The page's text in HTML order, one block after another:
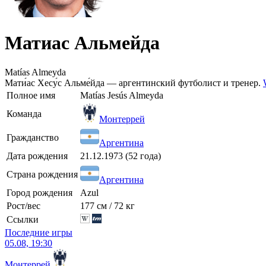
Матиас Альмейда
Matías Almeyda
Мати́ас Хесу́с Альме́йда — аргентинский футболист и тренер.
Полное имя
Matías Jesús Almeyda
Команда
Монтеррей
Гражданство
Аргентина
Дата рождения
21.12.1973 (52 года)
Страна рождения
Аргентина
Город рождения
Azul
Рост/вес
177 см / 72 кг
Ссылки
Последние игры
05.08, 19:30